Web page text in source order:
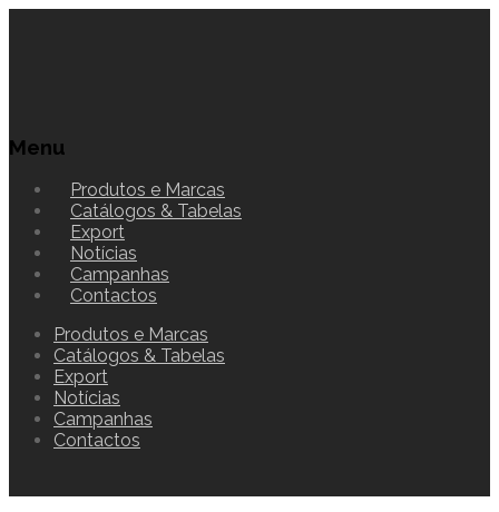
Menu
Produtos e Marcas
Catálogos & Tabelas
Export
Notícias
Campanhas
Contactos
Produtos e Marcas
Catálogos & Tabelas
Export
Notícias
Campanhas
Contactos